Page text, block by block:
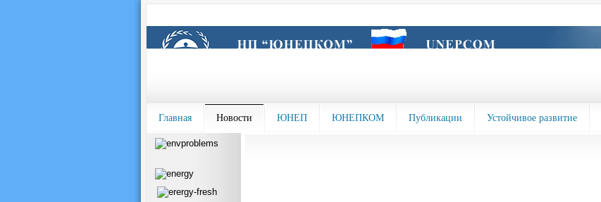
Главная Новости ЮНЕП ЮНЕПКОМ Публикации Устойчивое развитие